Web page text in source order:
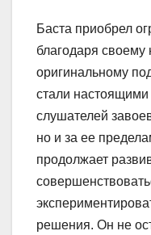
Баста приобрел
благодаря
оригинальному
стали
слушателей
но и за ее
продолжает
решения. Он не